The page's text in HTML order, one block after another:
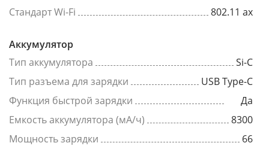
Стандарт Wi-Fi
802.11 ax
Аккумулятор
Тип аккумулятора
Si-C
Тип разъема для зарядки
USB Type-C
Функция быстрой зарядки
Да
Емкость аккумулятора (мА/ч)
8300
Мощность зарядки
66